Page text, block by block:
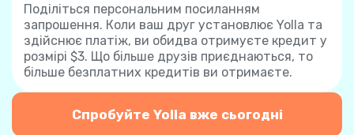
Поділіться персональним посиланням
запрошення. Коли ваш друг установлює Yolla та
здійснює платіж, ви обидва отримуєте кредит у
розмірі $3. Що більше друзів приєднаються, то
більше безплатних кредитів ви отримаєте.
Спробуйте Yolla вже сьогодні